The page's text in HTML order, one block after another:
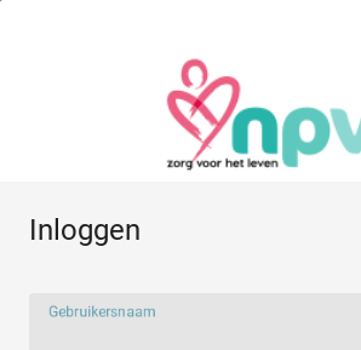
Inloggen
Gebruikersnaam